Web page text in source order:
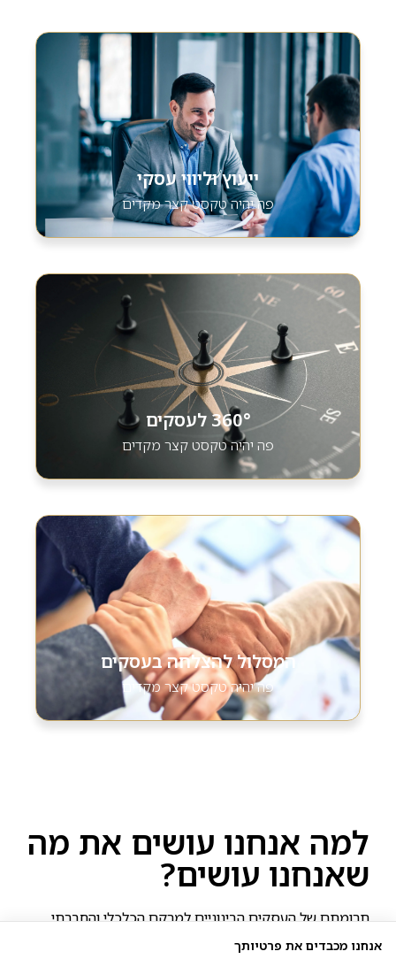
ייעוץ וליווי עסקי
פה יהיה טקסט קצר מקדים
360° לעסקים
פה יהיה טקסט קצר מקדים
המסלול להצלחה בעסקים
פה יהיה טקסט קצר מקדים
למה אנחנו עושים את מה
שאנחנו עושים?
תרומתם של העסקים הבינוניים למרקם הכלכלי והחברתי
משפחות, תורמים לתחרותיות במשק, מובילים יוזמה וחדשנות
אנחנו מכבדים את פרטיותך